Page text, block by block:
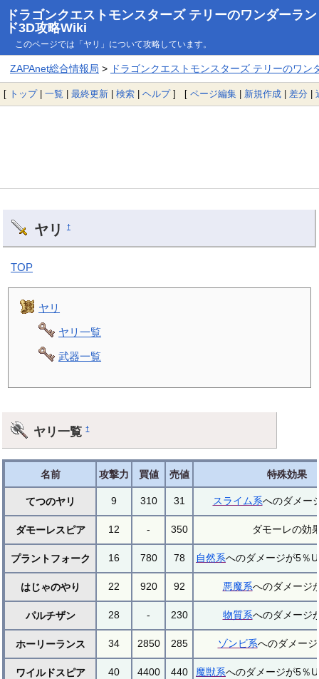
ドラゴンクエストモンスターズ テリーのワンダーラン
ド3D攻略Wiki
このページでは「ヤリ」について攻略しています。
ZAPAnet総合情報局 > ドラゴンクエストモンスターズ テリーのワン
[ トップ| 一覧 | 最終更新 | 検索 | ヘルプ] [ ページ編集 | 新規作成 | 差分 |
ヤリ †
TOP
ヤリ
ヤリ一覧
武器一覧
ヤリ一覧†
名前 攻撃力 買値 売値 特殊効果
てつのヤリ 9 310 31 スライム系へのダメー
ダモーレスピア 12 - 350 ダモーレの効
プラントフォーク 16 780 78 自然系へのダメージが5％
はじゃのやり 22 920 92 悪魔系へのダメージ
パルチザン 28 - 230 物質系へのダメージ
ホーリーランス 34 2850 285 ゾンビ系へのダメー
ワイルドスピア 40 4400 440 魔獣系へのダメージが5％